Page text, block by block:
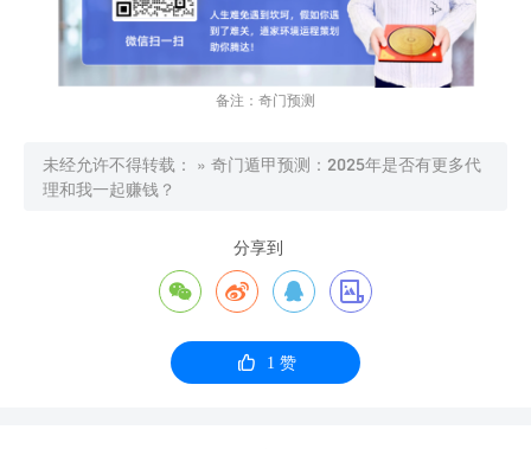
备注：奇门预测
未经允许不得转载： » 奇门遁甲预测：2025年是否有更多代
理和我一起赚钱？
分享到
   
 1 赞